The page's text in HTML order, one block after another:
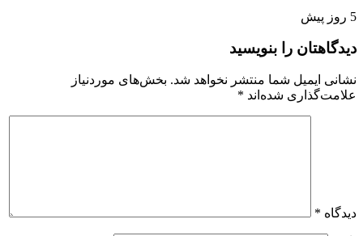
5 روز پیش
دیدگاهتان را بنویسید
نشانی ایمیل شما منتشر نخواهد شد. بخش‌های موردنیاز
علامت‌گذاری شده‌اند *
دیدگاه *